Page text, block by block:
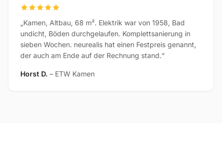
„Kamen, Altbau, 68 m². Elektrik war von 1958, Bad
undicht, Böden durchgelaufen. Komplettsanierung in
sieben Wochen. neurealis hat einen Festpreis genannt,
der auch am Ende auf der Rechnung stand.“
Horst D. – ETW Kamen